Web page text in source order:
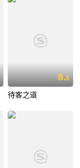
8.6
待客之道